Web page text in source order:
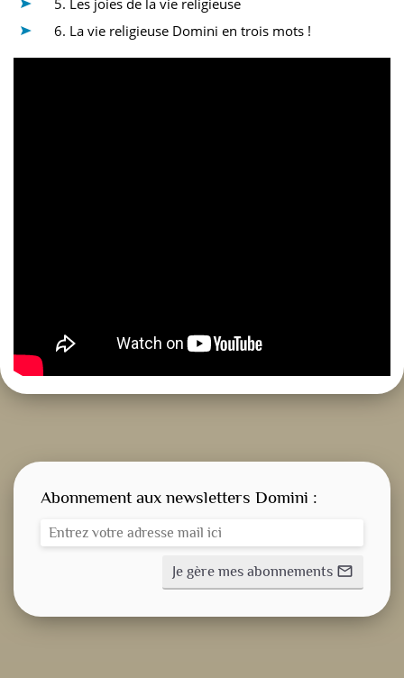
6. La vie religieuse Domini en trois mots !
Abonnement aux newsletters Domini :
Je gère mes abonnements mail_outline